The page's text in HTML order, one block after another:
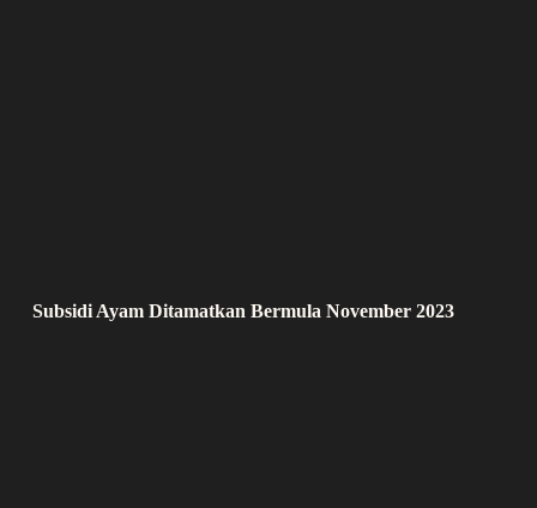
Subsidi Ayam Ditamatkan Bermula November 2023